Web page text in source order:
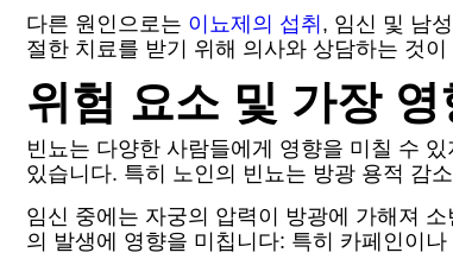
다른 원인으로는 이뇨제의 섭취 , 임신 및 남
절한 치료를 받기 위해 의사와 상담하는 것이
위험 요소 및 가장
빈뇨는 다양한 사람들에게 영향을 미칠 수
있습니다. 특히 노인의 빈뇨는 방광 용적 감
임신 중에는 자궁의 압력이 방광에 가해져
의 발생에 영향을 미칩니다: 특히 카페인이